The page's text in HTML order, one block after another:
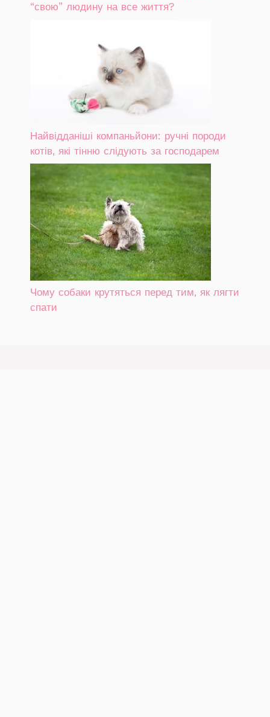
“свою” людину на все життя?
Найвідданіші компаньйони: ручні породи
котів, які тінню слідують за господарем
Чому собаки крутяться перед тим, як лягти
спати